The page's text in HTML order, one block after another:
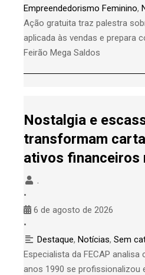
Empreendedorismo Feminino,
Ação gratuita traz palestra
aplicada às vendas e prepara
Feirão Mega Saldos
Nostalgia e
transformam
ativos financeiros
.
•
6 de agosto de 2026
•
Destaque, Notícias, Sem
Especialista da FECAP
anos 1990 se profissionalizou